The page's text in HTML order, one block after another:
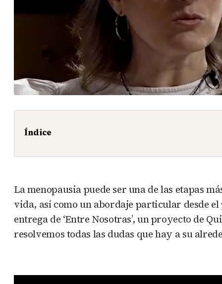
Índice
La menopausia puede ser una de las etapas
vida, así como un abordaje particular desde
entrega de ‘Entre Nosotras’, un proyecto de
resolvemos todas las dudas que hay a su